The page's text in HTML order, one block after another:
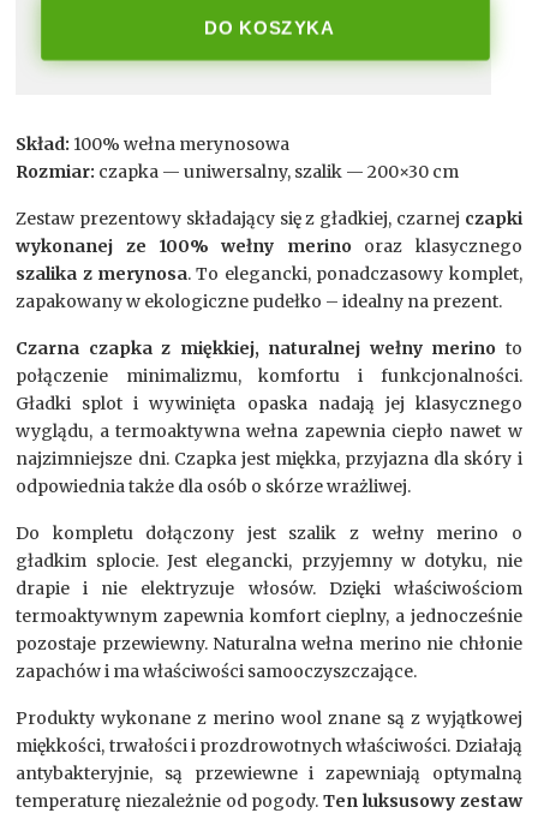
DO KOSZYKA
Skład: 100% wełna merynosowa
Rozmiar: czapka — uniwersalny, szalik — 200×30 cm
Zestaw prezentowy składający się z gładkiej, czarnej czapki
wykonanej ze 100% wełny merinooraz klasycznego
szalika z merynosa. To elegancki, ponadczasowy komplet,
zapakowany w ekologiczne pudełko – idealny na prezent.
Czarna czapka z miękkiej, naturalnej wełny merino to
połączenie minimalizmu, komfortu i funkcjonalności.
Gładki splot i wywinięta opaska nadają jej klasycznego
wyglądu, a termoaktywna wełna zapewnia ciepło nawet w
najzimniejsze dni. Czapka jest miękka, przyjazna dla skóry i
odpowiednia także dla osób o skórze wrażliwej.
Do kompletu dołączony jest szalik z wełny merino o
gładkim splocie. Jest elegancki, przyjemny w dotyku, nie
drapie i nie elektryzuje włosów. Dzięki właściwościom
termoaktywnym zapewnia komfort cieplny, a jednocześnie
pozostaje przewiewny. Naturalna wełna merino nie chłonie
zapachów i ma właściwości samooczyszczające.
Produkty wykonane z merino wool znane są z wyjątkowej
miękkości, trwałości i prozdrowotnych właściwości. Działają
antybakteryjnie, są przewiewne i zapewniają optymalną
temperaturę niezależnie od pogody.Ten luksusowy zestaw